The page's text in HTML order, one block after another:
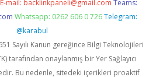
E-mail: backlinkpaneli@gmail.com Teams:
Whatsapp: 0262 606 0 726 Telegram:
@karabul
Sayılı Kanun gereğince Bilgi Teknolojileri
tarafından onaylanmış bir Yer Sağlayıcı
Bu nedenle, sitedeki içerikleri proaktif